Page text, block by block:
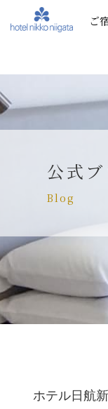
ご
公式
Blog
ホテル日航